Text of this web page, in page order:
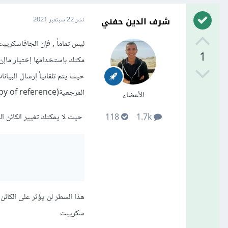
1
شرف الدين حفني
الأعضاء
1.7k
118
نشر22 سبتمبر 2021
مكنك بإستخدامها إختيار
المرجعية(copy of reference).
حيث ﻻ يمكنك تغيير الكائن
سكريبت